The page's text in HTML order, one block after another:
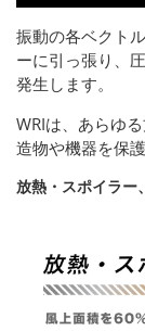
振動の各ベクト
ーに引っ張り、
発生します。
WRIは、あらゆ
造物や機器を保護
放熱・スポイラー